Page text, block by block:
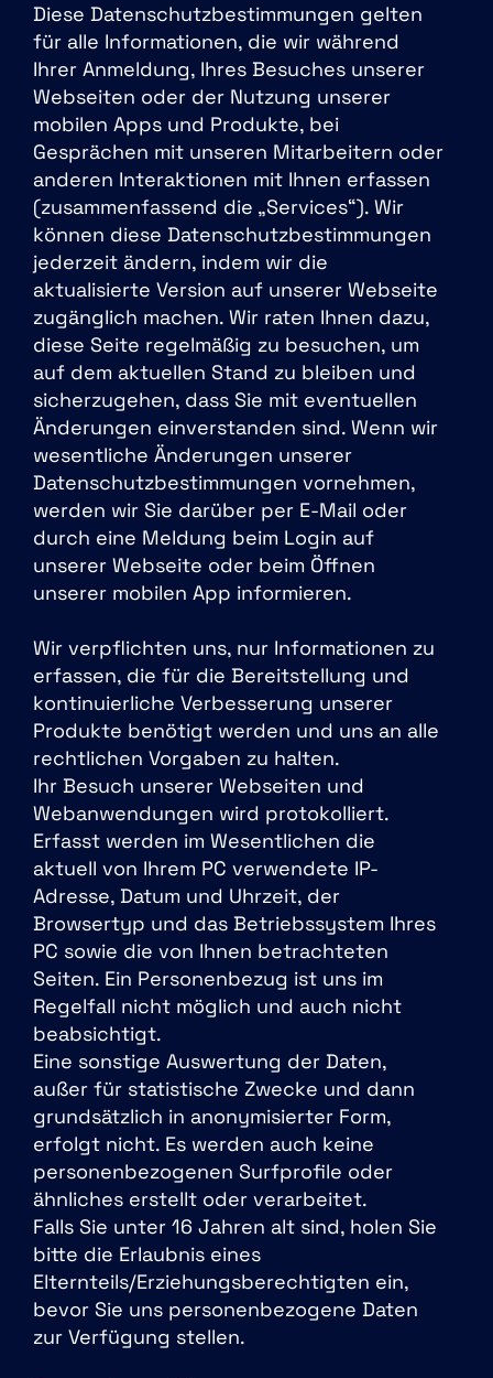
Diese Datenschutzbestimmungen gelten
für alle Informationen, die wir während
Ihrer Anmeldung, Ihres Besuches unserer
Webseiten oder der Nutzung unserer
mobilen Apps und Produkte, bei
Gesprächen mit unseren Mitarbeitern oder
anderen Interaktionen mit Ihnen erfassen
(zusammenfassend die „Services“). Wir
können diese Datenschutzbestimmungen
jederzeit ändern, indem wir die
aktualisierte Version auf unserer Webseite
zugänglich machen. Wir raten Ihnen dazu,
diese Seite regelmäßig zu besuchen, um
auf dem aktuellen Stand zu bleiben und
sicherzugehen, dass Sie mit eventuellen
Änderungen einverstanden sind. Wenn wir
wesentliche Änderungen unserer
Datenschutzbestimmungen vornehmen,
werden wir Sie darüber per E-Mail oder
durch eine Meldung beim Login auf
unserer Webseite oder beim Öffnen
unserer mobilen App informieren.
Wir verpflichten uns, nur Informationen zu
erfassen, die für die Bereitstellung und
kontinuierliche Verbesserung unserer
Produkte benötigt werden und uns an alle
rechtlichen Vorgaben zu halten.
Ihr Besuch unserer Webseiten und
Webanwendungen wird protokolliert.
Erfasst werden im Wesentlichen die
aktuell von Ihrem PC verwendete IP-
Adresse, Datum und Uhrzeit, der
Browsertyp und das Betriebssystem Ihres
PC sowie die von Ihnen betrachteten
Seiten. Ein Personenbezug ist uns im
Regelfall nicht möglich und auch nicht
beabsichtigt.
Eine sonstige Auswertung der Daten,
außer für statistische Zwecke und dann
grundsätzlich in anonymisierter Form,
erfolgt nicht. Es werden auch keine
personenbezogenen Surfprofile oder
ähnliches erstellt oder verarbeitet.
Falls Sie unter 16 Jahren alt sind, holen Sie
bitte die Erlaubnis eines
Elternteils/Erziehungsberechtigten ein,
bevor Sie uns personenbezogene Daten
zur Verfügung stellen.